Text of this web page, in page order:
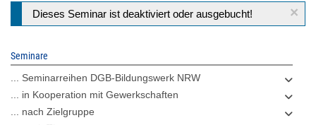
×
Statusmeldung
Dieses Seminar ist deaktiviert oder ausgebucht!
Seminare
... Seminarreihen DGB-Bildungswerk NRW
... in Kooperation mit Gewerkschaften
... nach Zielgruppe